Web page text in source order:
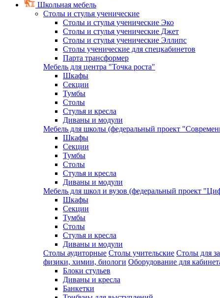
Школьная мебель
Столы и стулья ученические
Столы и стулья ученические Эко
Столы и стулья ученические Джет
Столы и стулья ученические Эллипс
Столы ученические для спецкабинетов
Парта трансформер
Мебель для центра "Точка роста"
Шкафы
Секции
Тумбы
Столы
Стулья и кресла
Диваны и модули
Мебель для школы (федеральный проект
Шкафы
Секции
Тумбы
Столы
Стулья и кресла
Диваны и модули
Мебель для школ и вузов (федеральный проект
Шкафы
Секции
Тумбы
Столы
Стулья и кресла
Диваны и модули
Столы аудиторные Столы учительские Столы для
физики, химии, биологи Оборудование для
Блоки стульев
Диваны и кресла
Банкетки